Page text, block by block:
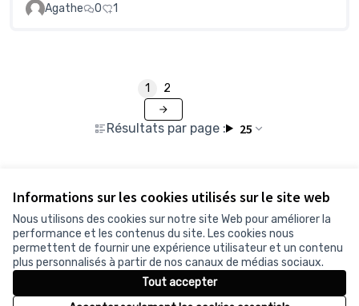
Informations sur les cookies utilisés sur le site web
Nous utilisons des cookies sur notre site Web pour améliorer la
performance et les contenus du site. Les cookies nous
permettent de fournir une expérience utilisateur et un contenu
plus personnalisés à partir de nos canaux de médias sociaux.
Tout accepter
Agathe 0 1
Résultats par page : 25
1 2
Voir toutes les propositions retirées
Conditions d'utilisation
Paramètres des cookies